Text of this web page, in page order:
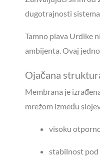
dugotrajnosti sistema.
Tamno plava Urdike
ambijenta. Ovaj
Ojačana
Membrana je
mrežom između
visoku
stabilnost